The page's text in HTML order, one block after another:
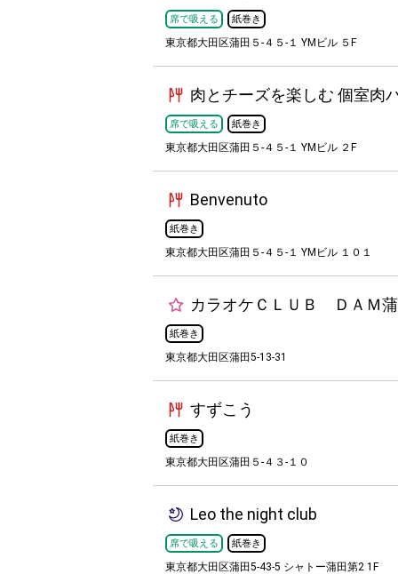
席で吸える 紙巻き
東京都大田区蒲田５-４５-１ YMビル ５F
肉とチーズを楽しむ 個室肉
席で吸える 紙巻き
東京都大田区蒲田５-４５-１ YMビル ２F
Benvenuto
紙巻き
東京都大田区蒲田５-４５-１ YMビル １０１
カラオケＣＬＵＢ ＤＡＭ
紙巻き
東京都大田区蒲田5-13-31
すずこう
紙巻き
東京都大田区蒲田５-４３-１０
Leo the night club
席で吸える 紙巻き
東京都大田区蒲田5-43-5 シャトー蒲田第2 1F